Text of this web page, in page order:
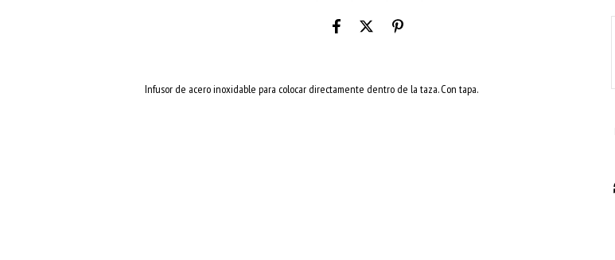
Infusor de acero inoxidable para colocar directamente dentro de la taza. Con tapa.